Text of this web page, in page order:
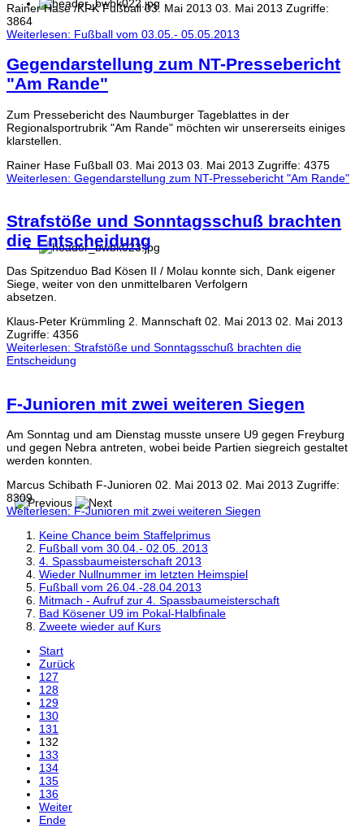
Rainer Hase /KPK Fußball03. Mai 2013 03. Mai 2013 Zugriffe:
3864
Weiterlesen: Fußball vom 03.05.- 05.05.2013
Gegendarstellung zum NT-Pressebericht
"Am Rande"
Zum Pressebericht des Naumburger Tageblattes in der
Regionalsportrubrik "Am Rande" möchten wir unsererseits einiges
klarstellen.
Rainer Hase Fußball 03. Mai 2013 03. Mai 2013 Zugriffe: 4375
Weiterlesen: Gegendarstellung zum NT-Pressebericht "Am Rande"
Strafstöße und Sonntagsschuß brachten
die Entscheidung
Das Spitzenduo Bad Kösen II / Molau konnte sich, Dank eigener
Siege, weiter von den unmittelbaren Verfolgern
absetzen.
Klaus-Peter Krümmling 2. Mannschaft 02. Mai 2013 02. Mai 2013
Zugriffe: 4356
Weiterlesen: Strafstöße und Sonntagsschuß brachten die
Entscheidung
F-Junioren mit zwei weiteren Siegen
Am Sonntag und am Dienstag musste unsere U9 gegen Freyburg
und gegen Nebra antreten, wobei beide Partien siegreich gestaltet
werden konnten.
Marcus Schibath F-Junioren 02. Mai 2013 02. Mai 2013 Zugriffe:
8309
Weiterlesen: F-Junioren mit zwei weiteren Siegen
Keine Chance beim Staffelprimus
Fußball vom 30.04.- 02.05..2013
4. Spassbaumeisterschaft 2013
Wieder Nullnummer im letzten Heimspiel
Fußball vom 26.04.-28.04.2013
Mitmach - Aufruf zur 4. Spassbaumeisterschaft
Bad Kösener U9 im Pokal-Halbfinale
Zweete wieder auf Kurs
Start
Zurück
127
128
129
130
131
132
133
134
135
136
Weiter
Ende